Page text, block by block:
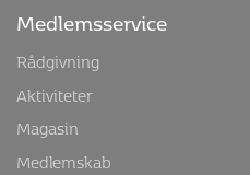
Medlemsservice
Rådgivning
Aktiviteter
Magasin
Medlemskab